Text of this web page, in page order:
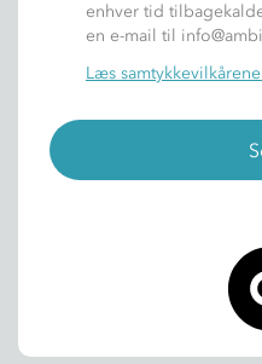
enhver tid
en e-mail til
Læs